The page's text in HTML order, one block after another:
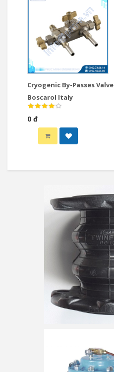
Cryogenic By-Passes Valve
Boscarol Italy
0 đ